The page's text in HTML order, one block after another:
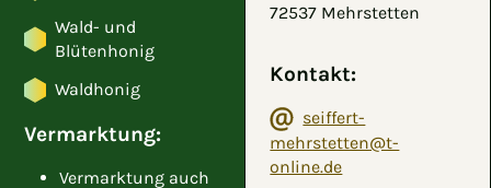
Wald- und
Blütenhonig
Waldhonig
Vermarktung:
Vermarktung auch
72537 Mehrstetten
Kontakt:
seiffert-
mehrstetten@t-
online.de